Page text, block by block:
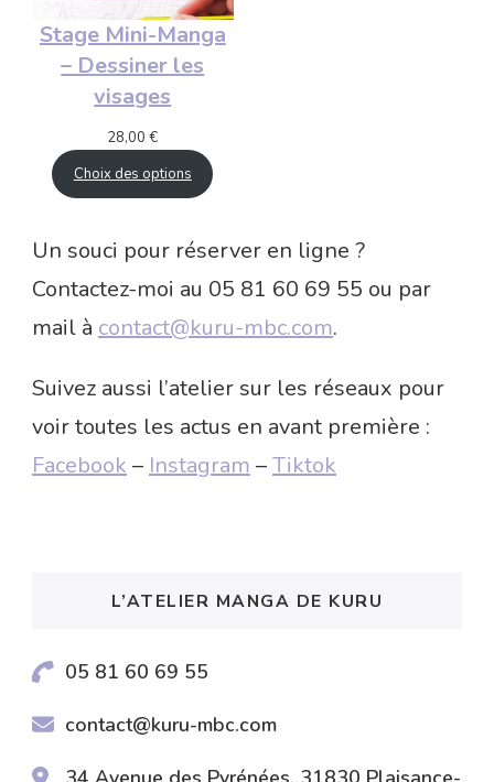
Stage Mini-Manga
– Dessiner les
visages
28,00€
Choix des options
Un souci pour réserver en ligne ?
Contactez-moi au 05 81 60 69 55 ou par
mail à contact@kuru-mbc.com.
Suivez aussi l’atelier sur les réseaux pour
voir toutes les actus en avant première :
Facebook – Instagram –Tiktok
L’ATELIER MANGA DE KURU
05 81 60 69 55
contact@kuru-mbc.com